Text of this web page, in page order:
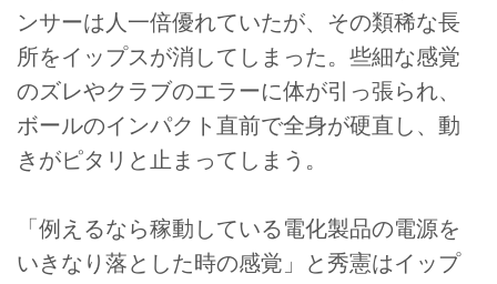
ンサーは人一倍優れていたが、その類稀な長
所をイップスが消してしまった。些細な感覚
のズレやクラブのエラーに体が引っ張られ、
ボールのインパクト直前で全身が硬直し、動
きがピタリと止まってしまう。
「例えるなら稼動している電化製品の電源を
いきなり落とした時の感覚」と秀憲はイップ